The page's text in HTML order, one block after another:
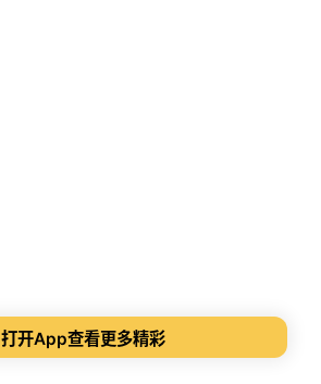
打开App查看更多精彩